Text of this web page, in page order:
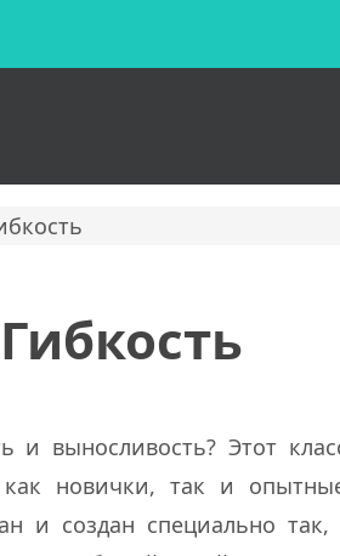
и выносливость? Этот
как новички, так и
и создан специально